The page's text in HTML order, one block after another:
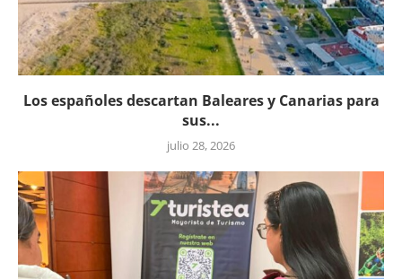
Los españoles descartan Baleares y Canarias para
sus...
julio 28, 2026